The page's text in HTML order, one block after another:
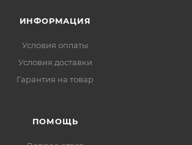
ИНФОРМАЦИЯ
Условия оплаты
Условия доставки
Гарантия на товар
ПОМОЩЬ